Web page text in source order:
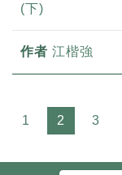
(下)
江楷強
1 2 3